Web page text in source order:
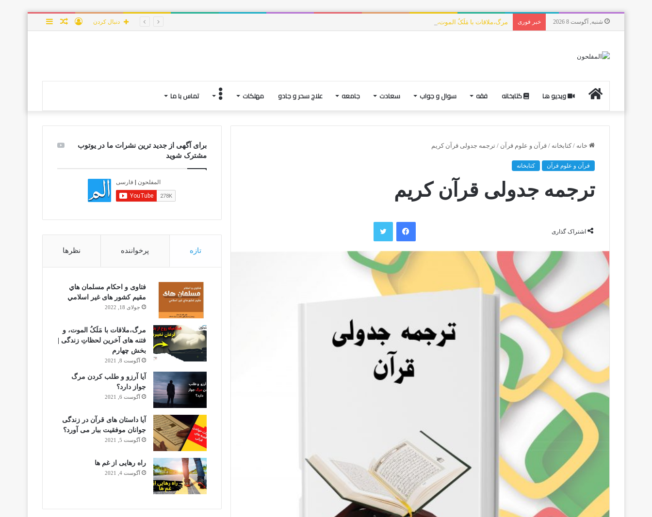
شنبه, آگوست 8 2026 خبر فوری مرگ،ملاقات با مَلَکُ الموت، و فتنه های آخرین لحظاتِ زندگی | بخش چهارم نوشته ورود دنبال کردن
ویدیو ها کتابخانه فقه سوال و جواب سعادت جامعه علاج سحر و جادو مهلکات تماس با ما
خانه / کتابخانه / قرآن و علوم قرآن / ترجمه جدولی قرآن کریم
قرآن و علوم قرآن کتابخانه
ترجمه جدولی قرآن کریم
اشتراک گذاری
فیس بوک
برای آگهی از جدید ترین نشرات ما در یوتوب
مشترک شوید
تازه پرخواننده نظرها
فتاوى و احكام مسلمان هاي
مقيم كشور هاى غير اسلامي
جولای 18, 2022
مرگ،ملاقات با مَلَکُ الموت، و
فتنه های آخرین لحظاتِ زندگی |
بخش چهارم
آگوست 8, 2021
آیا آرزو و طلب کردن مرگ
جواز دارد؟
آگوست 6, 2021
آیا داستان های قرآن در زندگی
جوانان موفقیت ببار می آورد؟
آگوست 5, 2021
راه رهایی از غم ها
آگوست 4, 2021